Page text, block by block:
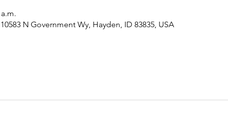
N Government Wy, Hayden, ID 83835, USA